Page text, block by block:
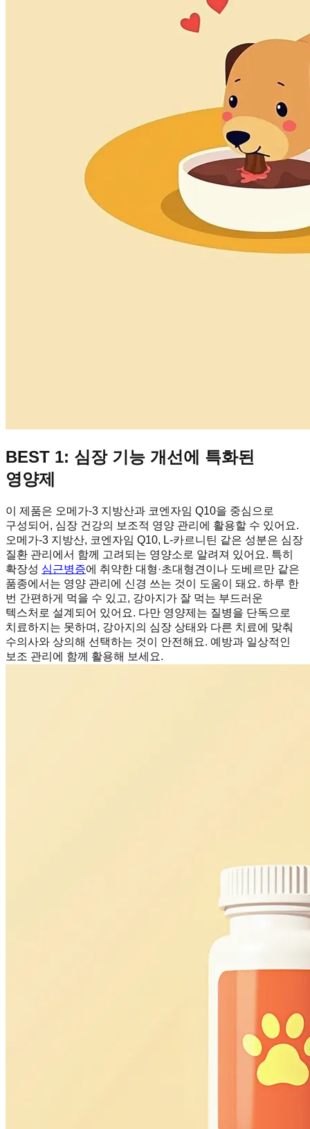
BEST 1: 심장 기능 개선에 특화된
영양제
이 제품은 오메가-3 지방산과 코엔자임 Q10을 중심으로
구성되어, 심장 건강의 보조적 영양 관리에 활용할 수 있어요.
오메가-3 지방산, 코엔자임 Q10, L-카르니틴 같은 성분은 심장
질환 관리에서 함께 고려되는 영양소로 알려져 있어요. 특히
확장성 심근병증에 취약한 대형·초대형견이나 도베르만 같은
품종에서는 영양 관리에 신경 쓰는 것이 도움이 돼요. 하루 한
번 간편하게 먹을 수 있고, 강아지가 잘 먹는 부드러운
텍스처로 설계되어 있어요. 다만 영양제는 질병을 단독으로
치료하지는 못하며, 강아지의 심장 상태와 다른 치료에 맞춰
수의사와 상의해 선택하는 것이 안전해요. 예방과 일상적인
보조 관리에 함께 활용해 보세요.